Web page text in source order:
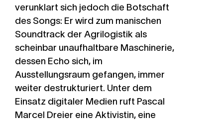
verunklart sich jedoch die Botschaft
des Songs: Er wird zum manischen
Soundtrack der Agrilogistik als
scheinbar unaufhaltbare Maschinerie,
dessen Echo sich, im
Ausstellungsraum gefangen, immer
weiter destrukturiert. Unter dem
Einsatz digitaler Medien ruft Pascal
Marcel Dreier eine Aktivistin, eine